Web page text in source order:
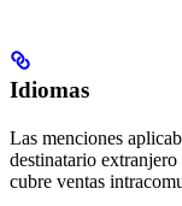
Idiomas
Las menciones
destinatario
cubre ventas